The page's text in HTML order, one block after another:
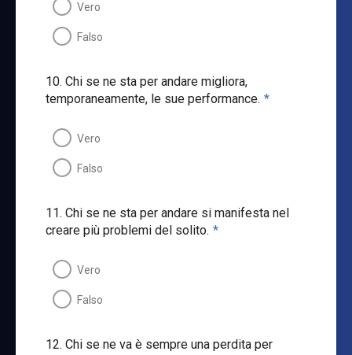
Vero
Falso
10. Chi se ne sta per andare migliora,
temporaneamente, le sue performance. *
Vero
Falso
11. Chi se ne sta per andare si manifesta nel
creare più problemi del solito. *
Vero
Falso
12. Chi se ne va è sempre una perdita per